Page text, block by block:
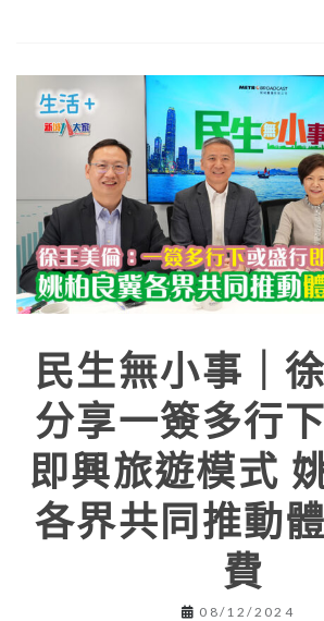
民生無小事｜
分享一簽多行
即興旅遊模式
各界共同推動
費
08/12/2024